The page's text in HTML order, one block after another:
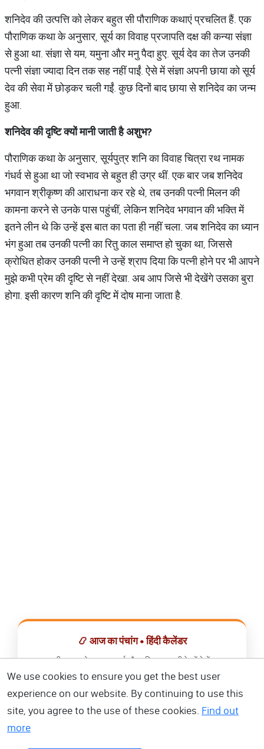
शनिदेव की उत्पत्ति को लेकर बहुत सी पौराणिक कथाएं प्रचलित हैं. एक
पौराणिक कथा के अनुसार, सूर्य का विवाह प्रजापति दक्ष की कन्या संज्ञा
से हुआ था. संज्ञा से यम, यमुना और मनु पैदा हुए. सूर्य देव का तेज उनकी
पत्नी संज्ञा ज्यादा दिन तक सह नहीं पाईं. ऐसे में संज्ञा अपनी छाया को सूर्य
देव की सेवा में छोड़कर चली गईं. कुछ दिनों बाद छाया से शनिदेव का जन्म
हुआ.
शनिदेव की दृष्टि क्यों मानी जाती है अशुभ?
पौराणिक कथा के अनुसार, सूर्यपुत्र शनि का विवाह चित्रा रथ नामक
गंधर्व से हुआ था जो स्वभाव से बहुत ही उग्र थीं. एक बार जब शनिदेव
भगवान श्रीकृष्ण की आराधना कर रहे थे, तब उनकी पत्नी मिलन की
कामना करने से उनके पास पहुंचीं, लेकिन शनिदेव भगवान की भक्ति में
इतने लीन थे कि उन्हें इस बात का पता ही नहीं चला. जब शनिदेव का ध्यान
भंग हुआ तब उनकी पत्नी का रितु काल समाप्त हो चुका था, जिससे
क्रोधित होकर उनकी पत्नी ने उन्हें श्राप दिया कि पत्नी होने पर भी आपने
मुझे कभी प्रेम की दृष्टि से नहीं देखा. अब आप जिसे भी देखेंगे उसका बुरा
होगा. इसी कारण शनि की दृष्टि में दोष माना जाता है.
📿 आज का पंचांग • हिंदी कैलेंडर
सभी व्रत, त्योहार, शुभ मुहूर्त और राशिफल एक ही ऐप में देखें।
📅 हिंदी कैलेंडर ऐप डाउनलोड करें
We use cookies to ensure you get the best user
experience on our website. By continuing to use this
site, you agree to the use of these cookies. Find out
more